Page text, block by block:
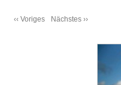
‹‹ Voriges Nächstes ››